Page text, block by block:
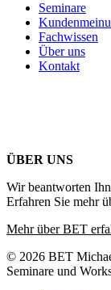
Seminare
Fachwissen
Über uns
Kontakt
ÜBER UNS
Wir beantworten
Erfahren Sie mehr
Mehr über BET
© 2026 BET
Seminare und